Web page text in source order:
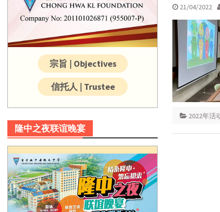
21/04/2022
2022年活
宗旨 | Objectives
信托人 | Trustee
隆中之夜联谊晚宴